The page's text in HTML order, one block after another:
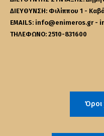
ΔΙΕΥΘΥΝΣΗ: Φιλίππου 1 -
EMAILS: info@enimeros.gr -
ΤΗΛΕΦΩΝΟ: 2510-831600
Όροι